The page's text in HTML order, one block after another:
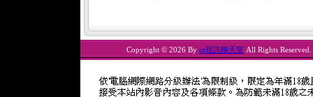
Copyright © 2026 By ut視訊聊天室 All Rights Reserved.